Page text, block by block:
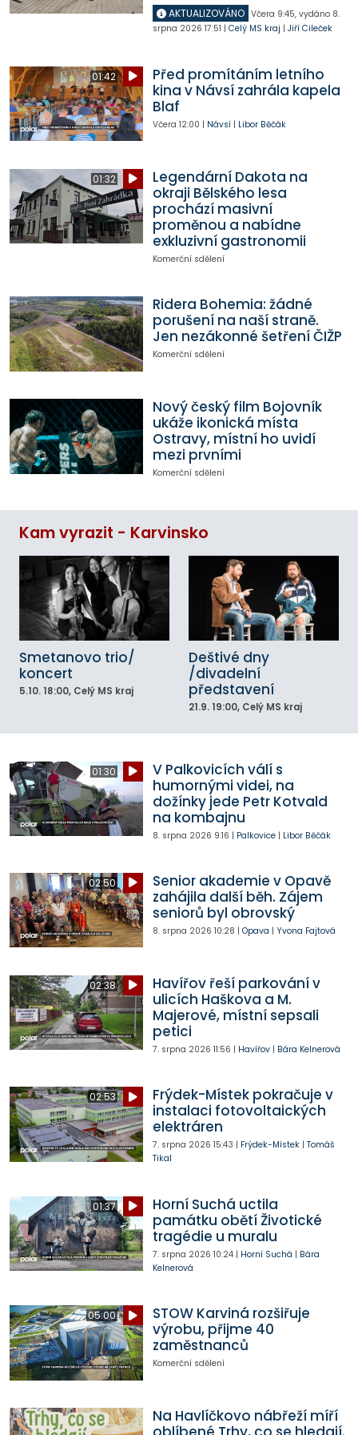
AKTUALIZOVÁNO Včera 9:45, vydáno 8.
srpna 2026 17:51 | Celý MS kraj | Jiří Cileček
01:42
Před promítáním letního
kina v Návsí zahrála kapela
Blaf
Včera 12:00 | Návsí| Libor Běčák
01:32
Legendární Dakota na
okraji Bělského lesa
prochází masivní
proměnou a nabídne
exkluzivní gastronomii
Komerční sdělení
Ridera Bohemia: žádné
porušení na naší straně.
Jen nezákonné šetření ČIŽP
Komerční sdělení
Nový český film Bojovník
ukáže ikonická místa
Ostravy, místní ho uvidí
mezi prvními
Komerční sdělení
Kam vyrazit - Karvinsko
Smetanovo trio/
koncert
5.10. 18:00, Celý MS kraj
Deštivé dny
/divadelní
představení
21.9. 19:00, Celý MS kraj
01:30
V Palkovicích válí s
humornými videi, na
dožínky jede Petr Kotvald
na kombajnu
8. srpna 2026 9:16 | Palkovice| Libor Běčák
02:50
Senior akademie v Opavě
zahájila další běh. Zájem
seniorů byl obrovský
8. srpna 2026 10:28 | Opava | Yvona Fajtová
02:38
Havířov řeší parkování v
ulicích Haškova a M.
Majerové, místní sepsali
petici
7. srpna 2026 11:56 | Havířov| Bára Kelnerová
02:53
Frýdek-Místek pokračuje v
instalaci fotovoltaických
elektráren
7. srpna 2026 15:43 | Frýdek-Místek| Tomáš
Tikal
01:37
Horní Suchá uctila
památku obětí Životické
tragédie u muralu
7. srpna 2026 10:24| Horní Suchá | Bára
Kelnerová
05:00
STOW Karviná rozšiřuje
výrobu, přijme 40
zaměstnanců
Komerční sdělení
Na Havlíčkovo nábřeží míří